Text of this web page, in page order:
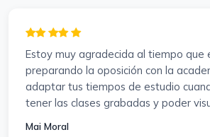
Estoy muy agradecida al tiempo que
preparando la oposición con la
adaptar tus tiempos de estudio
tener las clases grabadas y poder
cualquier momento y las veces que
Mai Moral